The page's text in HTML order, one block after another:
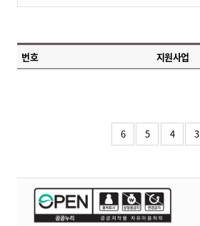
번호 지원사업
6 5 4 3